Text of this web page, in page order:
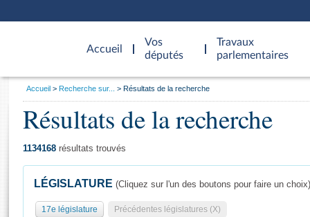
Accueil
d'accueil
Vos
députés
Travaux
parlementaires
Général
Vous
Accueil Recherche sur... Résultats de la recherche
Résultats de la recherche
1134168 résultats trouvés
LÉGISLATURE (Cliquez sur l'un des boutons pour faire un choix)
17e législature Précédentes législatures (X)